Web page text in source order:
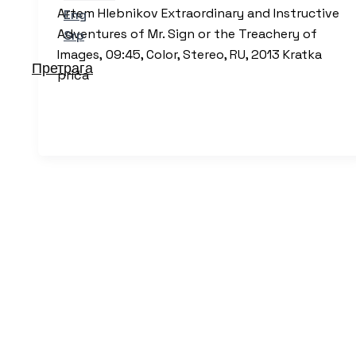
Eng
Srp
Претрага
Artem Hlebnikov Extraordinary and Instructive
Adventures of Mr. Sign or the Treachery of
Images, 09:45, Color, Stereo, RU, 2013 Kratka
priča